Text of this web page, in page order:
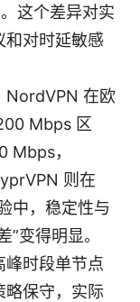
这个差异对实
和对时延敏感
NordVPN 在欧
Mbps 区
Mbps，
则在
中，稳定性与
变得明显。
峰时段单节点
略保守，实际